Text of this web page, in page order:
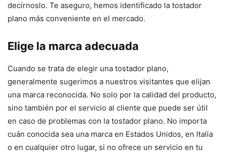
decírnoslo. Te aseguro, hemos identificado la tostador
plano más conveniente en el mercado.
Elige la marca adecuada
Cuando se trata de elegir una tostador plano,
generalmente sugerimos a nuestros visitantes que elijan
una marca reconocida. No solo por la calidad del producto,
sino también por el servicio al cliente que puede ser útil
en caso de problemas con la tostador plano. No importa
cuán conocida sea una marca en Estados Unidos, en Italia
o en cualquier otro lugar, si no ofrece un servicio en tu